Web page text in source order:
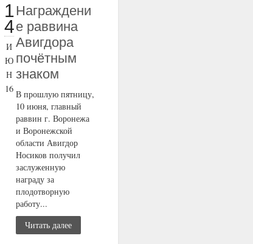
1
4
И
Ю
Н
16
Награждени
е раввина
Авигдора
почётным
знаком
В прошлую пятницу,
10 июня, главный
раввин г. Воронежа
и Воронежской
области Авигдор
Носиков получил
заслуженную
награду за
плодотворную
работу...
Читать далее